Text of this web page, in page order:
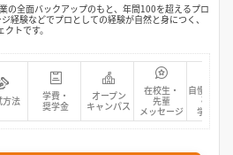
の全面バックアップのもと、年間100を超えるプロ
経験などでプロとしての経験が自然と身につく、
トです。
方法
学費・
奨学金
オープン
キャンパス
在校生・
先輩
メッセージ
自慢の先
研究・
学生活動